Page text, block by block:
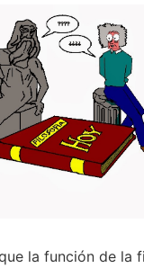
la función de la